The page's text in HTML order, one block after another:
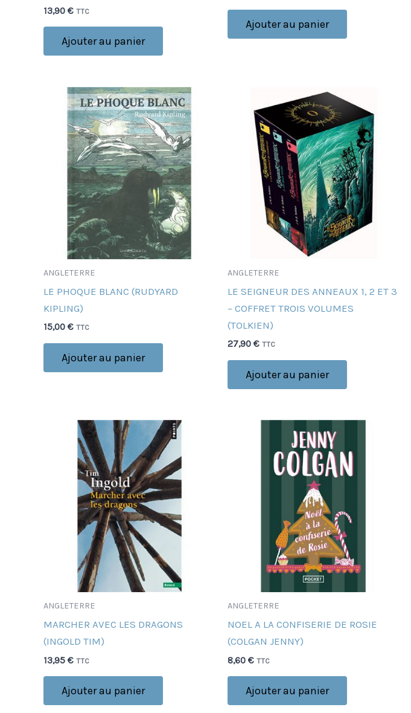
13,90 € TTC
Ajouter au panier
Ajouter au panier
ANGLETERRE
LE PHOQUE BLANC (RUDYARD
KIPLING)
15,00 € TTC
Ajouter au panier
ANGLETERRE
LE SEIGNEUR DES ANNEAUX 1, 2 ET 3
– COFFRET TROIS VOLUMES
(TOLKIEN)
27,90 € TTC
Ajouter au panier
ANGLETERRE
MARCHER AVEC LES DRAGONS
(INGOLD TIM)
13,95 € TTC
Ajouter au panier
ANGLETERRE
NOEL A LA CONFISERIE DE ROSIE
(COLGAN JENNY)
8,60 € TTC
Ajouter au panier